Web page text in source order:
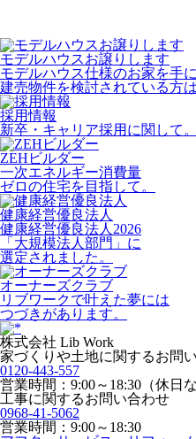
モデルハウスお譲りします
モデルハウス仕様のお家を手
建売物件を検討されている方
採用情報
新卒・キャリア採用に関して。
ZEHビルダー
一次エネルギー消費量
ゼロの住宅を目指して。
健康経営優良法人
健康経営優良法人2026
「大規模法人部門」に
選定されました。
オーナーズクラブ
リブワークで叶えた夢には
つづきがあります。
株式会社 Lib Work
家づくりや土地に関するお問
0120-443-557
営業時間：9:00～18:30（休日な
工事に関するお問い合わせ
0968-41-5062
営業時間：9:00～18:30